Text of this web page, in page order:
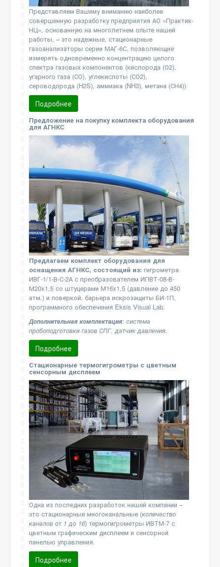
Представляем Вашему вниманию наиболее
совершенную разработку предприятия АО «Практик-
НЦ», основанную на многолетнем опыте нашей
работы, – это надежные, стационарные
газоанализаторы серии МАГ-6С, позволяющие
измерять одновременно концентрацию целого
спектра газовых компонентов (кислорода (О2),
угарного газа (СО), углекислоты (СО2),
сероводорода (H2S), аммиака (NH3), метана (СН4))
Подробнее
Предложение на покупку комплекта оборудования
для АГНКС
Предлагаем комплект оборудования для
оснащения АГНКС, состоящий из: гигрометра
ИВГ-1/1-В-С-2А с преобразователем ИПВТ-08-В-
М20x1,5 со штуцерами М16x1,5 (давление до 450
атм.) и поверкой, барьера искрозащиты БИ-1П,
программного обеспечения Eksis Visual Lab.
Дополнительная комплектация: система
пробоподготовки газов СПГ, датчик давления.
Подробнее
Стационарные термогигрометры с цветным
сенсорным дисплеем
Одна из последних разработок нашей компании –
это стационарные многоканальные (количество
каналов от 1 до 16) термогигрометры ИВТМ-7 с
цветным графическим дисплеем и сенсорной
панелью управления.
Подробнее